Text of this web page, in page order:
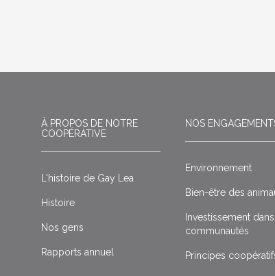
À PROPOS DE NOTRE
COOPÉRATIVE
L'histoire de Gay Lea
Histoire
Nos gens
Rapports annuel
NOS
Environnement
Bien-être des
Investissement
communautés
Principes